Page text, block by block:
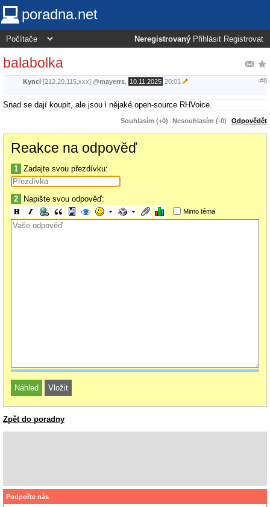
poradna.net
Neregistrovaný Přihlásit Registrovat
balabolka
Kyncl [212.20.115.xxx] @mayerrs 10.11.2025 20:01 #8
Snad se dají koupit, ale jsou i nějaké open-source RHVoice.
Souhlasím (+0) Nesouhlasím (-0) Odpovědět
Reakce na odpověď
1 Zadajte svou přezdívku:
2 Napište svou odpověď:
Mimo téma
Zpět do poradny
Podpořte nás